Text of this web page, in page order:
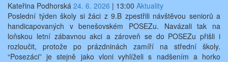
Kateřina Podhorská 24. 6. 2026 | 13:00 Aktuality
Poslední týden školy si žáci z 9.B zpestřili návštěvou seniorů a
handicapovaných v benešovském POSEZu. Navázali tak na
loňskou letní zábavnou akci a zároveň se do POSEZu přišli i
rozloučit, protože po prázdninách zamíří na střední školy.
“Posezáci” je stejně jako vloni vyhlíželi s nadšením a horko